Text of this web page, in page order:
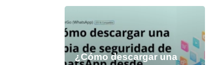
¿Cómo descargar una